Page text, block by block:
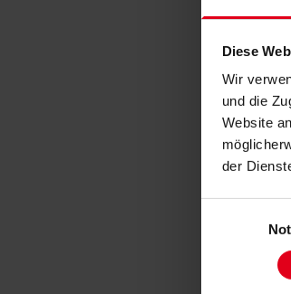
Diese
Wir
und die
Website
der